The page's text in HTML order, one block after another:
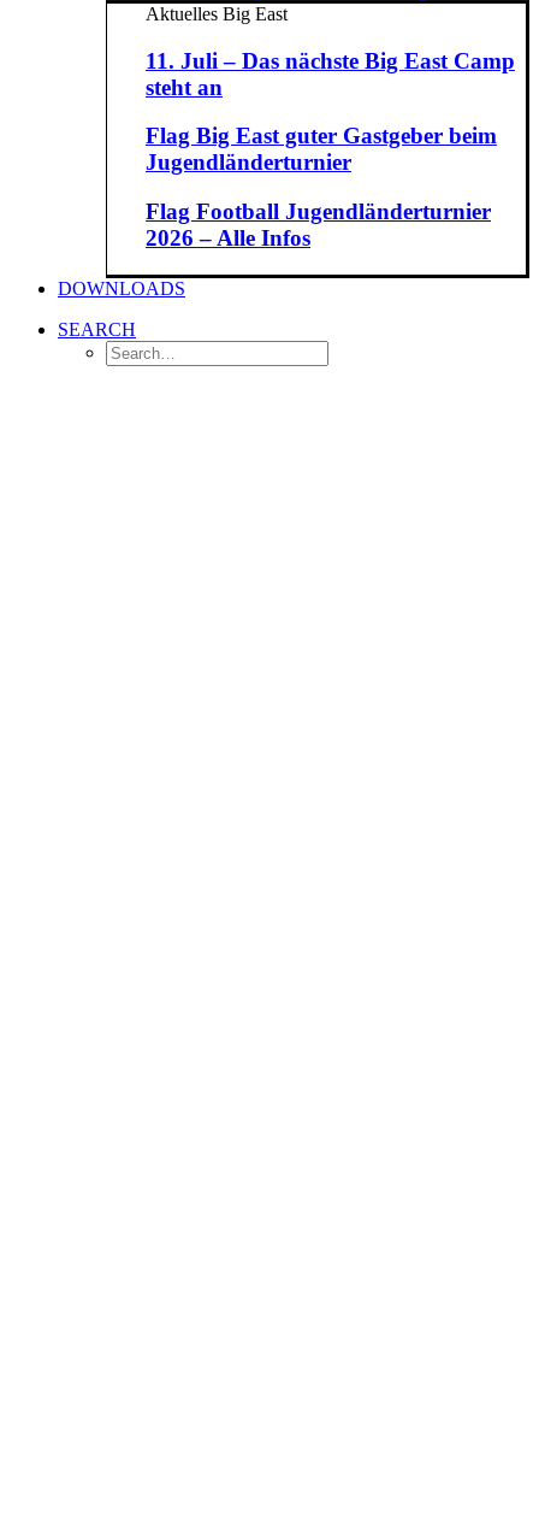
Aktuelles Big East
11. Juli – Das nächste Big East Camp
steht an
Flag Big East guter Gastgeber beim
Jugendländerturnier
Flag Football Jugendländerturnier
2026 – Alle Infos
DOWNLOADS
SEARCH